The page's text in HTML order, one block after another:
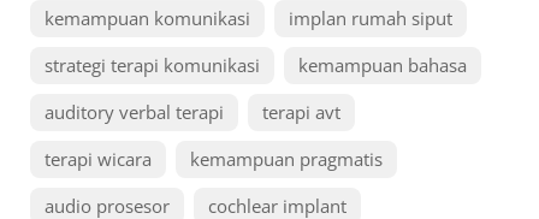
kemampuan komunikasi
implan rumah siput
strategi terapi komunikasi
kemampuan bahasa
auditory verbal terapi
terapi avt
terapi wicara
kemampuan pragmatis
audio prosesor
cochlear implant